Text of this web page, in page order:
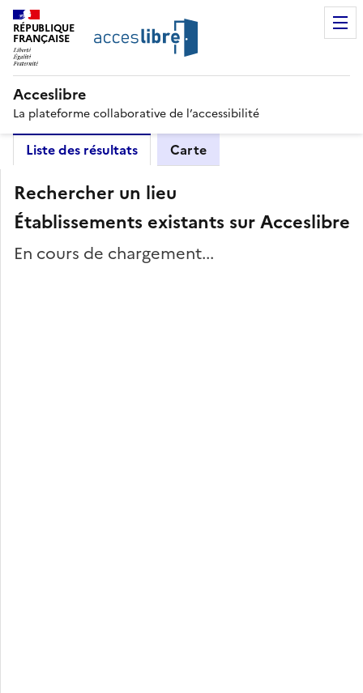
RÉPUBLIQUE
FRANÇAISE
Acceslibre
La plateforme collaborative de l’accessibilité
Liste des résultats Carte
Rechercher un lieu
Établissements existants sur Acceslibre
En cours de chargement...